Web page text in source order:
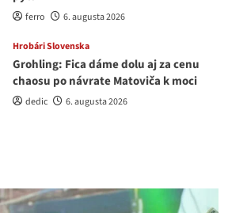
ferro 6. augusta 2026
Hrobári Slovenska
Grohling: Fica dáme dolu aj za cenu
chaosu po návrate Matoviča k moci
dedic 6. augusta 2026